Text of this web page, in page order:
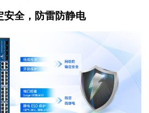
安全，防雷防静电